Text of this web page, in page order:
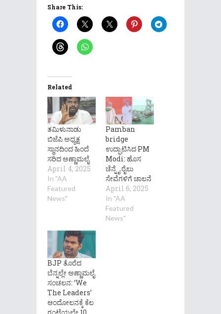
Share This:
Related
ತಮಿಳುನಾಡು
ಬಿಜೆಪಿ ಅಧ್ಯಕ್ಷ
ಸ್ಥಾನದಿಂದ ಹಿಂದೆ
ಸರಿದ ಅಣ್ಣಾಮಲೈ
April 4, 2025
In "AA
Featured
News"
Pamban
bridge
ಉದ್ಘಾಟಿಸಿದ PM
Modi: ಹೊಸ
ಚೆನ್ನೈ ರೈಲು
ಸೇವೆಗಳಿಗೆ ಚಾಲನೆ
April 6, 2025
In "AA
Featured
News"
BJP ತೊರೆದ
ಬೆನ್ನಲ್ಲೇ ಅಣ್ಣಾಮಲೈ
ಸಂಚಲನ: ‘We
The Leaders’
ಆಂದೋಲನಕ್ಕೆ ಕೆಲ